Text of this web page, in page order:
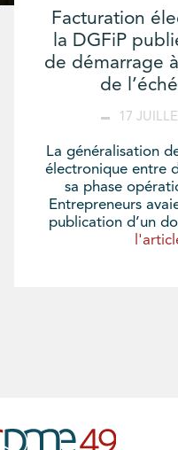
Facturation
la DGFiP
de démarrage
de
17
La généralisation
électronique entre
sa phase
Entrepreneurs
publication d’un